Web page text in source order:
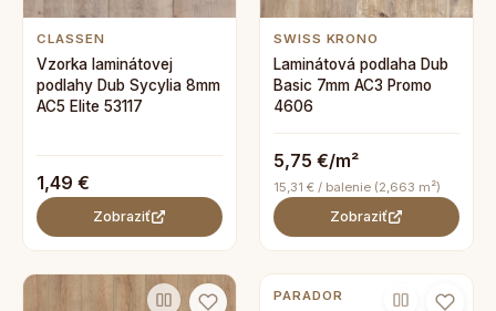
CLASSEN
Vzorka laminátovej
podlahy Dub Sycylia 8mm
AC5 Elite 53117
1,49 €
Zobraziť
SWISS KRONO
Laminátová podlaha Dub
Basic 7mm AC3 Promo
4606
5,75 €/m²
15,31 € / balenie (2,663 m²)
Zobraziť
PARADOR